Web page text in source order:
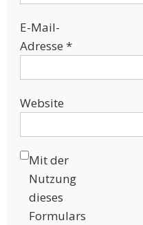
E-Mail-
Adresse *
Website
Mit der
Nutzung
dieses
Formulars